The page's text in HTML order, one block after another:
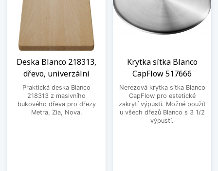
Deska Blanco 218313,
dřevo, univerzální
Praktická deska Blanco
218313 z masivního
bukového dřeva pro dřezy
Metra, Zia, Nova.
Krytka sítka Blanco
CapFlow 517666
Nerezová krytka sítka Blanco
CapFlow pro estetické
zakrytí výpusti. Možné použít
u všech dřezů Blanco s 3 1/2
výpustí.